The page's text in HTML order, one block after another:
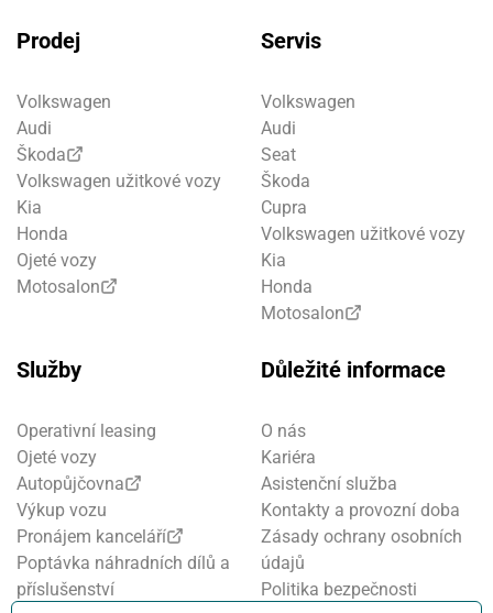
Prodej
Volkswagen
Audi
Škoda
Volkswagen užitkové vozy
Kia
Honda
Ojeté vozy
Motosalon
Servis
Volkswagen
Audi
Seat
Škoda
Cupra
Volkswagen užitkové vozy
Kia
Honda
Motosalon
Služby
Operativní leasing
Ojeté vozy
Autopůjčovna
Výkup vozu
Pronájem kanceláří
Poptávka náhradních dílů a
příslušenství
Důležité informace
O nás
Kariéra
Asistenční služba
Kontakty a provozní doba
Zásady ochrany osobních
údajů
Politika bezpečnosti